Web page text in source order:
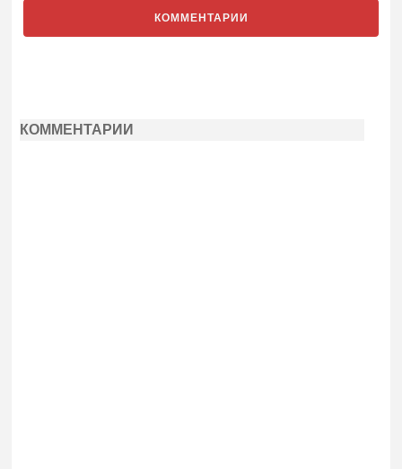
КОММЕНТАРИИ
КОММЕНТАРИИ